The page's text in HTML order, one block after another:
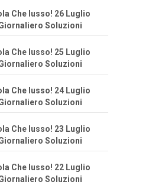
Che lusso! 26 Luglio
Soluzioni
Che lusso! 25 Luglio
Soluzioni
Che lusso! 24 Luglio
Soluzioni
Che lusso! 23 Luglio
Soluzioni
Che lusso! 22 Luglio
Soluzioni